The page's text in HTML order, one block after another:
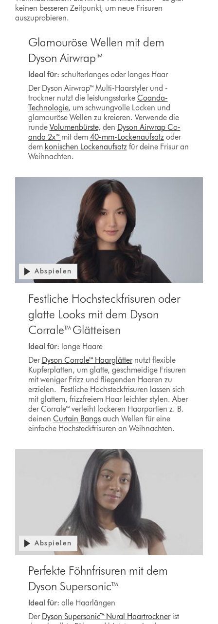
keinen besseren Zeitpunkt, um neue Frisuren
auszuprobieren.
Glamouröse Wellen mit dem
Dyson Airwrap™
Ideal für: schulterlanges oder langes Haar
Der Dyson Airwrap™ Multi-Haarstyler und -
trockner nutzt die leistungsstarke Coanda-
Technologie, um schwungvolle Locken und
glamouröse Wellen zu kreieren. Verwende die
runde Volumenbürste, den Dyson Airwrap Co-
anda 2x™ mit dem 40-mm-Lockenaufsatzoder
dem konischen Lockenaufsatzfür deine Frisur an
Weihnachten.
Abspielen
Festliche Hochsteckfrisuren oder
glatte Looks mit dem Dyson
Corrale™ Glätteisen
Ideal für: lange Haare
Der Dyson Corrale™ Haarglätternutzt flexible
Kupferplatten, um glatte, geschmeidige Frisuren
mit weniger Frizz und fliegenden Haaren zu
erzielen. Festliche Hochsteckfrisuren lassen sich
mit glattem, frizzfreiem Haar leichter stylen. Aber
der Corrale™ verleiht lockeren Haarpartien z. B.
deinen Curtain Bangsauch Wellen für eine
einfache Hochsteckfrisuren an Weihnachten.
Abspielen
Perfekte Föhnfrisuren mit dem
Dyson Supersonic™
Ideal für: alle Haarlängen
Der Dyson Supersonic™ Nural Haartrocknerist